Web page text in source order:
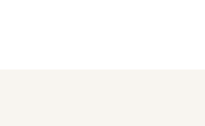
desempeñándose bien